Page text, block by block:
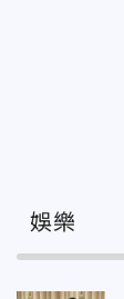
娛樂